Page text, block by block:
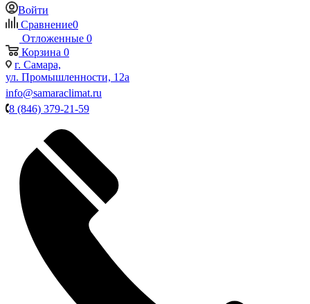
Войти
Сравнение0
Отложенные 0
Корзина 0
г. Самара,
ул. Промышленности, 12а
info@samaraclimat.ru
8 (846) 379-21-59